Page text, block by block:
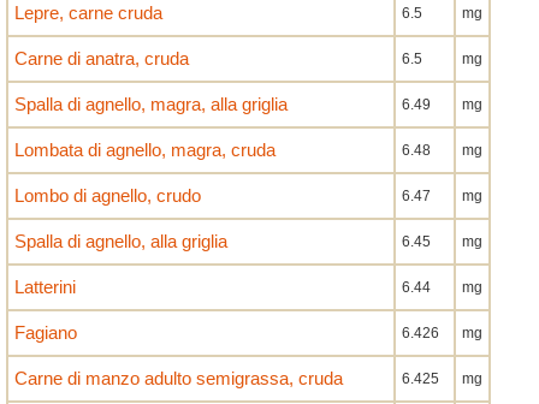
Lepre, carne cruda 6.5 mg
Carne di anatra, cruda 6.5 mg
Spalla di agnello, magra, alla griglia 6.49 mg
Lombata di agnello, magra, cruda 6.48 mg
Lombo di agnello, crudo 6.47 mg
Spalla di agnello, alla griglia 6.45 mg
Latterini 6.44 mg
Fagiano 6.426 mg
Carne di manzo adulto semigrassa, cruda 6.425 mg